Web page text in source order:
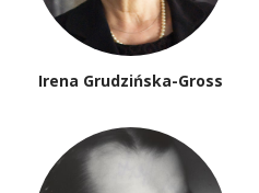
Irena Grudzińska-Gross